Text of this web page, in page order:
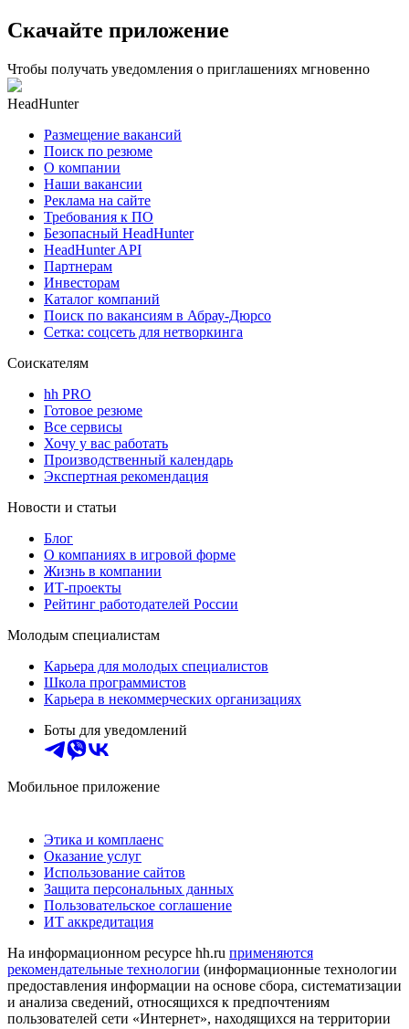
Скачайте приложение
Чтобы получать уведомления о приглашениях мгновенно
HeadHunter
Размещение вакансий
Поиск по резюме
О компании
Наши вакансии
Реклама на сайте
Требования к ПО
Безопасный HeadHunter
HeadHunter API
Партнерам
Инвесторам
Каталог компаний
Поиск по вакансиям в Абрау-Дюрсо
Сетка: соцсеть для нетворкинга
Соискателям
hh PRO
Готовое резюме
Все сервисы
Хочу у вас работать
Производственный календарь
Экспертная рекомендация
Новости и статьи
Блог
О компаниях в игровой форме
Жизнь в компании
ИТ-проекты
Рейтинг работодателей России
Молодым специалистам
Карьера для молодых специалистов
Школа программистов
Карьера в некоммерческих организациях
Боты для уведомлений
Мобильное приложение
Этика и комплаенс
Оказание услуг
Использование сайтов
Защита персональных данных
Пользовательское соглашение
ИТ аккредитация
На информационном ресурсе hh.ru применяются
рекомендательные технологии (информационные технологии
предоставления информации на основе сбора, систематизации
и анализа сведений, относящихся к предпочтениям
пользователей сети «Интернет», находящихся на территории